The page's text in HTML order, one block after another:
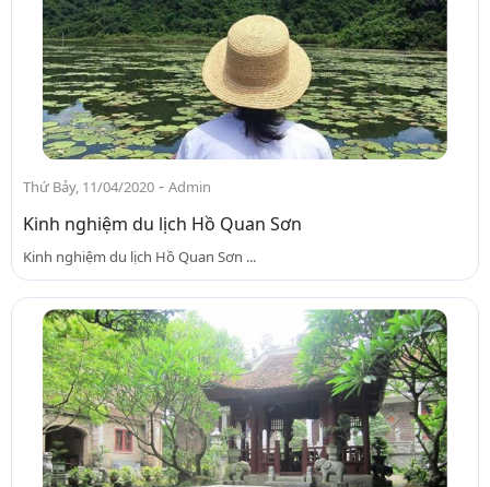
Thứ Bảy, 11/04/2020 - Admin
Kinh nghiệm du lịch Hồ Quan Sơn
Kinh nghiệm du lịch Hồ Quan Sơn ...